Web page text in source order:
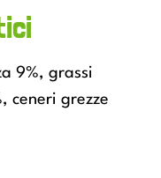
9%, grassi
ceneri grezze